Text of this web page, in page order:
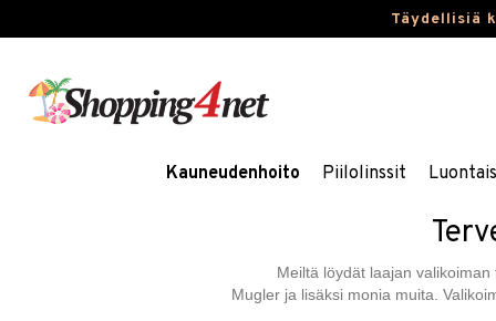
Täydellisiä
Kauneudenhoito Piilolinssit
Meiltä löydät laajan
Mugler ja lisäksi monia muita.